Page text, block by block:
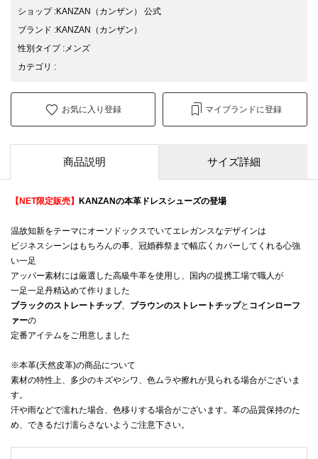
ショップ:KANZAN（カンザン） 公式
ブランド :KANZAN （カンザン）
性別タイプ: メンズ
カテゴリ :
お気に入り登録 マイブランドに登録
商品説明 サイズ詳細
【NET限定販売】 KANZANの本革ドレスシューズの登場
温故知新をテーマにオーソドックスでいてエレガンスなデザインは
ビジネスシーンはもちろんの事、冠婚葬祭まで幅広くカバーしてくれる心強
い一足
アッパー素材には厳選した高級牛革を使用し、国内の提携工場で職人が
一足一足丹精込めて作りました
ブラックのストレートチップ、 ブラウンのストレートチップと コインローフ
ァーの
定番アイテムをご用意しました
※本革(天然皮革)の商品について
素材の特性上、多少のキズやシワ、色ムラや擦れが見られる場合がございま
す。
汗や雨などで濡れた場合、色移りする場合がございます。革の品質保持のた
め、できるだけ濡らさないようご注意下さい。